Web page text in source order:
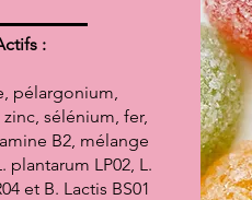
:
pélargonium,
sélénium, fer,
B2, mélange
LP02, L.
et B. Lactis BS01